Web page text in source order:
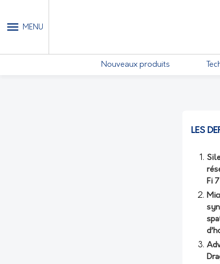
MENU
Nouveaux produits
LES
Fi